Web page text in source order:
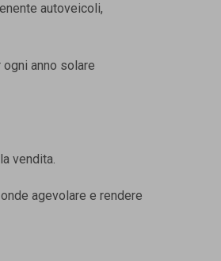
autoveicoli,
anno solare
vendita.
agevolare e rendere